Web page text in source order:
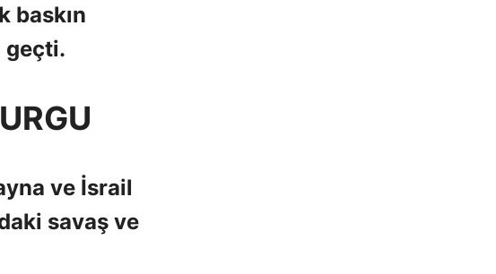
baskın
geçti.
ve İsrail
savaş ve